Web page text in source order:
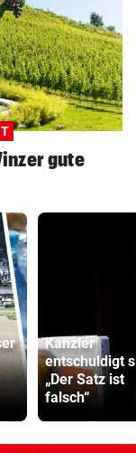
gute
Kanzler
entschuldigt
„Der Satz ist
falsch“